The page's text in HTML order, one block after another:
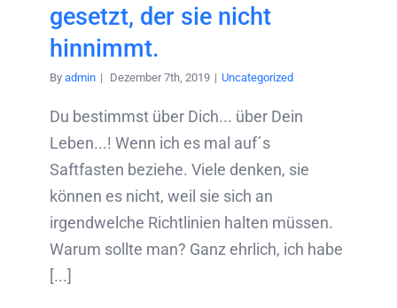
gesetzt, der sie nicht
hinnimmt.
By admin | Dezember 7th, 2019 | Uncategorized
Du bestimmst über Dich... über Dein
Leben...! Wenn ich es mal auf´s
Saftfasten beziehe. Viele denken, sie
können es nicht, weil sie sich an
irgendwelche Richtlinien halten müssen.
Warum sollte man? Ganz ehrlich, ich habe
[...]